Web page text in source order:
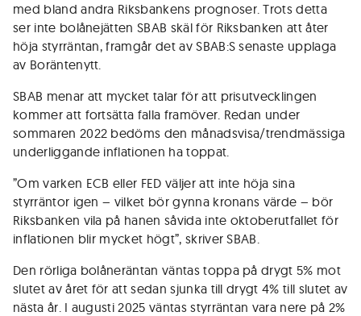
med bland andra Riksbankens prognoser. Trots detta
ser inte bolånejätten SBAB skäl för Riksbanken att åter
höja styrräntan, framgår det av SBAB:S senaste upplaga
av Boräntenytt.
SBAB menar att mycket talar för att prisutvecklingen
kommer att fortsätta falla framöver. Redan under
sommaren 2022 bedöms den månadsvisa/trendmässiga
underliggande inflationen ha toppat.
”Om varken ECB eller FED väljer att inte höja sina
styrräntor igen – vilket bör gynna kronans värde – bör
Riksbanken vila på hanen såvida inte oktoberutfallet för
inflationen blir mycket högt”, skriver SBAB.
Den rörliga bolåneräntan väntas toppa på drygt 5% mot
slutet av året för att sedan sjunka till drygt 4% till slutet av
nästa år. I augusti 2025 väntas styrräntan vara nere på 2%